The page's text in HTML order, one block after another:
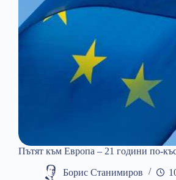
Пътят към Европа – 21 години по-
Борис Станимиров